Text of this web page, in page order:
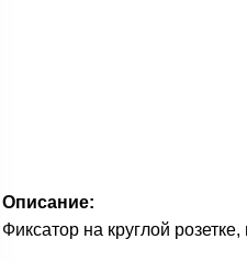
Описание:
Фиксатор на круглой